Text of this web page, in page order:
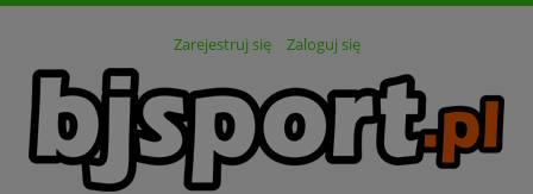
Zarejestruj się Zaloguj się